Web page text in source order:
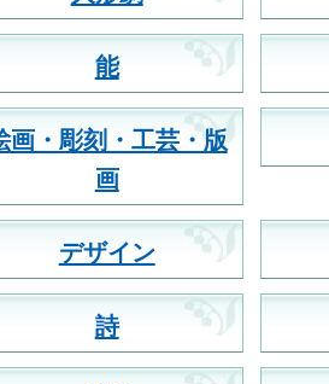
能
画・彫刻・工芸・版
画
デザイン
詩